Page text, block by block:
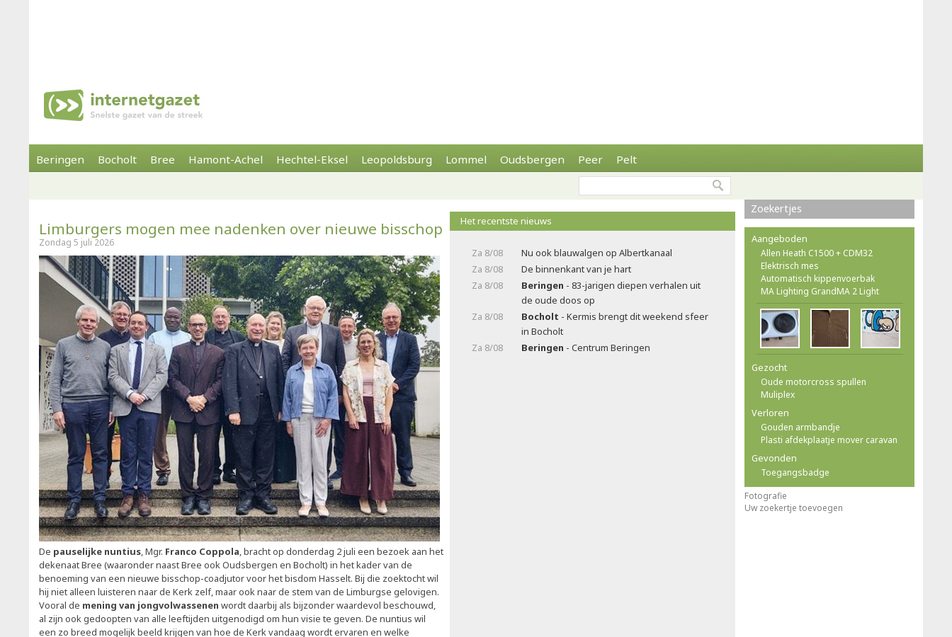
Beringen Bocholt Bree Hamont-Achel Hechtel-Eksel Leopoldsburg Lommel Oudsbergen Peer Pelt
Limburgers mogen mee nadenken over nieuwe bisschop
Zondag 5 juli 2026
De pauselijke nuntius, Mgr. Franco Coppola, bracht op donderdag 2 juli een bezoek aan het
dekenaat Bree (waaronder naast Bree ook Oudsbergen en Bocholt) in het kader van de
benoeming van een nieuwe bisschop-coadjutor voor het bisdom Hasselt. Bij die zoektocht wil
hij niet alleen luisteren naar de Kerk zelf, maar ook naar de stem van de Limburgse gelovigen.
Vooral de mening van jongvolwassenen wordt daarbij als bijzonder waardevol beschouwd,
al zijn ook gedoopten van alle leeftijden uitgenodigd om hun visie te geven. De nuntius wil
een zo breed mogelijk beeld krijgen van hoe de Kerk vandaag wordt ervaren en welke
Het recentste nieuws
Za 8/08
Nu ook blauwalgen op Albertkanaal
Za 8/08
De binnenkant van je hart
Za 8/08
Beringen - 83-jarigen diepen verhalen uit
de oude doos op
Za 8/08
Bocholt - Kermis brengt dit weekend sfeer
in Bocholt
Za 8/08
Beringen - Centrum Beringen
Zoekertjes
Aangeboden
Allen Heath C1500 + CDM32
Elektrisch mes
Automatisch kippenvoerbak
MA Lighting GrandMA 2 Light
Gezocht
Oude motorcross spullen
Muliplex
Verloren
Gouden armbandje
Plasti afdekplaatje mover caravan
Gevonden
Toegangsbadge
Fotografie
Uw zoekertje toevoegen